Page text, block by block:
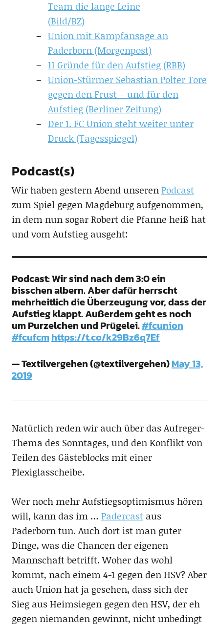
Team die lange Leine
(Bild/BZ)
Union mit Kampfansage an
Paderborn (Morgenpost)
11 Gründe für den Aufstieg (RBB)
Union-Stürmer Sebastian Polter Tore
gegen den Frust – und für den
Aufstieg (Berliner Zeitung)
Der 1. FC Union steht weiter unter
Druck (Tagesspiegel)
Podcast(s)
Wir haben gestern Abend unserenPodcast
zum Spiel gegen Magdeburg aufgenommen,
in dem nun sogar Robert die Pfanne heiß hat
und vom Aufstieg ausgeht:
Podcast: Wir sind nach dem 3:0 ein
bisschen albern. Aber dafür herrscht
mehrheitlich die Überzeugung vor, dass der
Aufstieg klappt. Außerdem geht es noch
um Purzelchen und Prügelei.#fcunion
#fcufcmhttps://t.co/k29Bz6q7Ef
— Textilvergehen (@textilvergehen)May 13,
2019
Natürlich reden wir auch über das Aufreger-
Thema des Sonntages, und den Konflikt von
Teilen des Gästeblocks mit einer
Plexiglasscheibe.
Wer noch mehr Aufstiegsoptimismus hören
will, kann das im … Padercastaus
Paderborn tun. Auch dort ist man guter
Dinge, was die Chancen der eigenen
Mannschaft betrifft. Woher das wohl
kommt, nach einem 4-1 gegen den HSV? Aber
auch Union hat ja gesehen, dass sich der
Sieg aus Heimsiegen gegen den HSV, der eh
gegen niemanden gewinnt, nicht unbedingt